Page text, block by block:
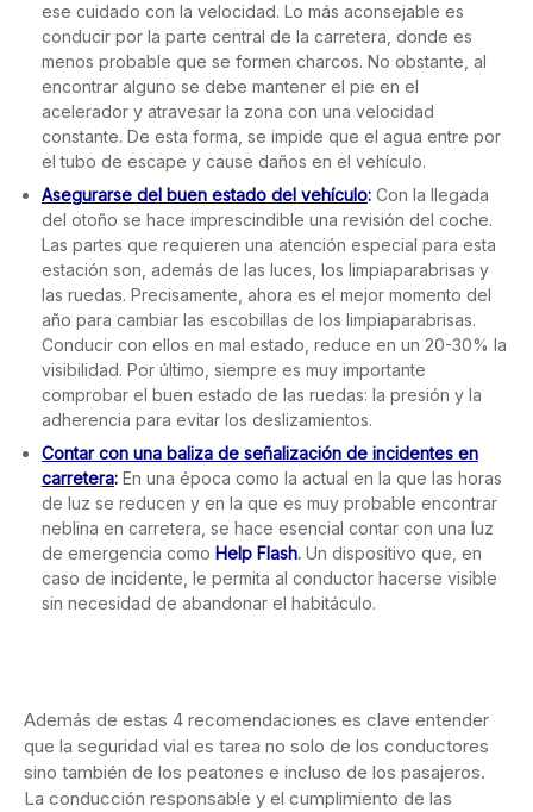
ese cuidado con la velocidad. Lo más aconsejable es
conducir por la parte central de la carretera, donde es
menos probable que se formen charcos. No obstante, al
encontrar alguno se debe mantener el pie en el
acelerador y atravesar la zona con una velocidad
constante. De esta forma, se impide que el agua entre por
el tubo de escape y cause daños en el vehículo.
Asegurarse del buen estado del vehículo: Con la llegada
del otoño se hace imprescindible una revisión del coche.
Las partes que requieren una atención especial para esta
estación son, además de las luces, los limpiaparabrisas y
las ruedas. Precisamente, ahora es el mejor momento del
año para cambiar las escobillas de los limpiaparabrisas.
Conducir con ellos en mal estado, reduce en un 20-30% la
visibilidad. Por último, siempre es muy importante
comprobar el buen estado de las ruedas: la presión y la
adherencia para evitar los deslizamientos.
Contar con una baliza de señalización de incidentes en
carretera: En una época como la actual en la que las horas
de luz se reducen y en la que es muy probable encontrar
neblina en carretera, se hace esencial contar con una luz
de emergencia como Help Flash. Un dispositivo que, en
caso de incidente, le permita al conductor hacerse visible
sin necesidad de abandonar el habitáculo.
Además de estas 4 recomendaciones es clave entender
que la seguridad vial es tarea no solo de los conductores
sino también de los peatones e incluso de los pasajeros.
La conducción responsable y el cumplimiento de las